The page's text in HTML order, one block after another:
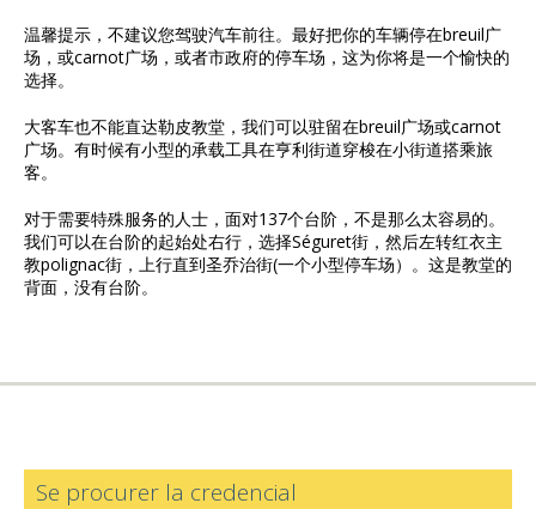
温馨提示，不建议您驾驶汽车前往。最好把你的车辆停在breuil广
场，或carnot广场，或者市政府的停车场，这为你将是一个愉快的
选择。
大客车也不能直达勒皮教堂，我们可以驻留在breuil广场或carnot
广场。有时候有小型的承载工具在亨利街道穿梭在小街道搭乘旅
客。
对于需要特殊服务的人士，面对137个台阶，不是那么太容易的。
我们可以在台阶的起始处右行，选择Séguret街，然后左转红衣主
教polignac街，上行直到圣乔治街(一个小型停车场）。这是教堂的
背面，没有台阶。
Se procurer la credencial